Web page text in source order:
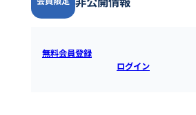
無料会員登録すると全ての情報を確認で
ログインするとご覧